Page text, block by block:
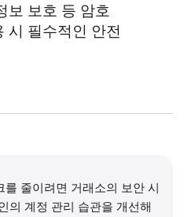
보 보호 등 암호
시 필수적인 안전
줄이려면 거래소의 보안 시
의 계정 관리 습관을 개선해